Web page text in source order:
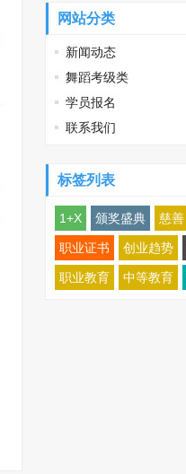
网站分类
新闻动态
舞蹈考级类
学员报名
联系我们
标签列表
1+X 颁奖盛典 慈善
职业证书 创业趋势
职业教育 中等教育